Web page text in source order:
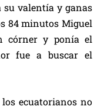
su valentía y ganas
84 minutos Miguel
córner y ponía el
fue a buscar el
ecuatorianos no